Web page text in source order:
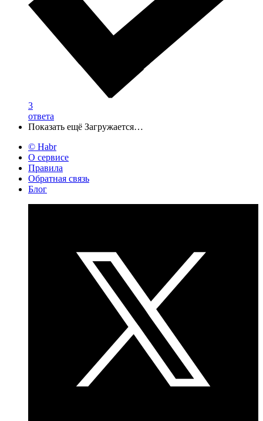
3
ответа
Показать ещё Загружается…
© Habr
О сервисе
Правила
Обратная связь
Блог